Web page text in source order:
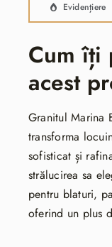
Evidențiere
Cum îți
acest
Granitul Marina
transforma
sofisticat și
strălucirea sa
pentru blaturi,
oferind un plus